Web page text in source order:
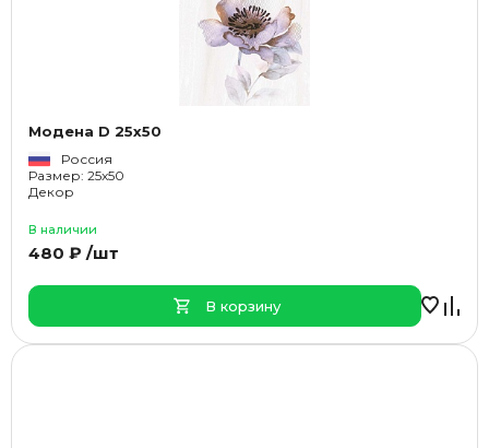
Модена D 25x50
Россия
Размер: 25x50
Декор
В наличии
480 ₽ /шт
В корзину